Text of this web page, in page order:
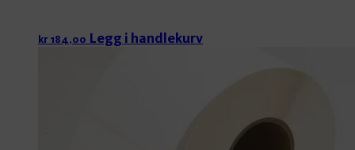
kr184,00 Legg i handlekurv